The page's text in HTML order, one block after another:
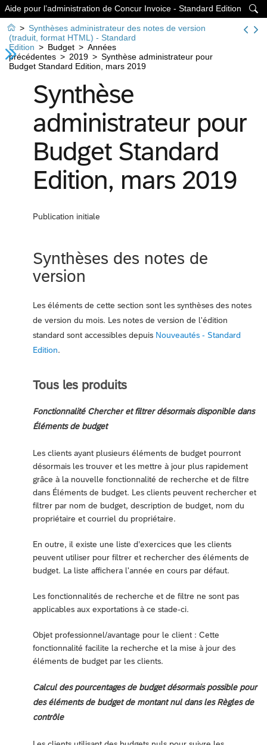

Aide pour l’administration de Concur Invoice - Standard Edition
 > Synthèses administrateur des notes de version
(traduit, format HTML) - Standard
Edition > Budget > Années
précédentes > 2019 > Synthèse administrateur pour
Budget Standard Edition, mars 2019
Synthèse
administrateur pour
Budget Standard
Edition, mars 2019
Publication initiale
Synthèses des notes de
version
Les éléments de cette section sont les synthèses des notes
de version du mois. Les notes de version de l'édition
standard sont accessibles depuis Nouveautés - Standard
Edition.
Tous les produits
Fonctionnalité Chercher et filtrer désormais disponible dans
Éléments de budget
Les clients ayant plusieurs éléments de budget pourront
désormais les trouver et les mettre à jour plus rapidement
grâce à la nouvelle fonctionnalité de recherche et de filtre
dans Éléments de budget. Les clients peuvent rechercher et
filtrer par nom de budget, description de budget, nom du
propriétaire et courriel du propriétaire.
En outre, il existe une liste d’exercices que les clients
peuvent utiliser pour filtrer et rechercher des éléments de
budget. La liste affichera l'année en cours par défaut.
Les fonctionnalités de recherche et de filtre ne sont pas
applicables aux exportations à ce stade-ci.
Objet professionnel/avantage pour le client : Cette
fonctionnalité facilite la recherche et la mise à jour des
éléments de budget par les clients.
Calcul des pourcentages de budget désormais possible pour
des éléments de budget de montant nul dans les Règles de
contrôle